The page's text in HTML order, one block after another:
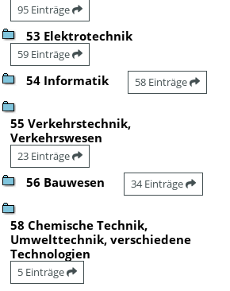
95 Einträge
53 Elektrotechnik
59 Einträge
54 Informatik 58 Einträge
55 Verkehrstechnik,
Verkehrswesen
23 Einträge
56 Bauwesen 34 Einträge
58 Chemische Technik,
Umwelttechnik, verschiedene
Technologien
5 Einträge